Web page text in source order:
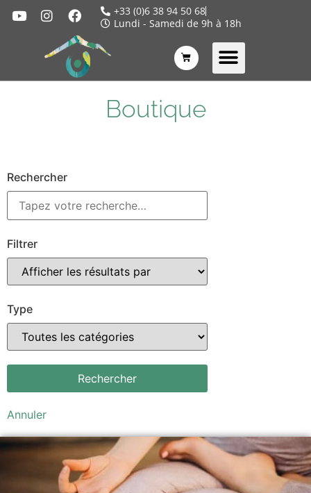
+33 (0)6 38 94 50 68
Lundi - Samedi de 9h à 18h
Boutique
Rechercher
Filtrer
Type
Annuler